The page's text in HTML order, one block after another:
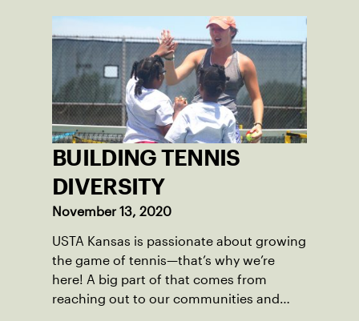
BUILDING TENNIS
DIVERSITY
November 13, 2020
USTA Kansas is passionate about growing
the game of tennis—that’s why we’re
here! A big part of that comes from
reaching out to our communities and